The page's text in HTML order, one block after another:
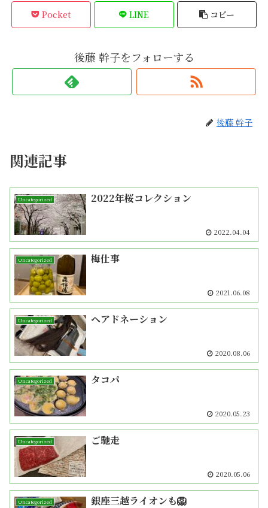
Pocket LINE コピー
後藤 幹子をフォローする
後藤 幹子
関連記事
Uncategorized 2022年桜コレクション
2022.04.04
Uncategorized 梅仕事
2021.06.08
Uncategorized ヘアドネーション
2020.08.06
Uncategorized タコパ
2020.05.23
Uncategorized ご馳走
2020.05.06
Uncategorized 銀座三越ライオンも🦁